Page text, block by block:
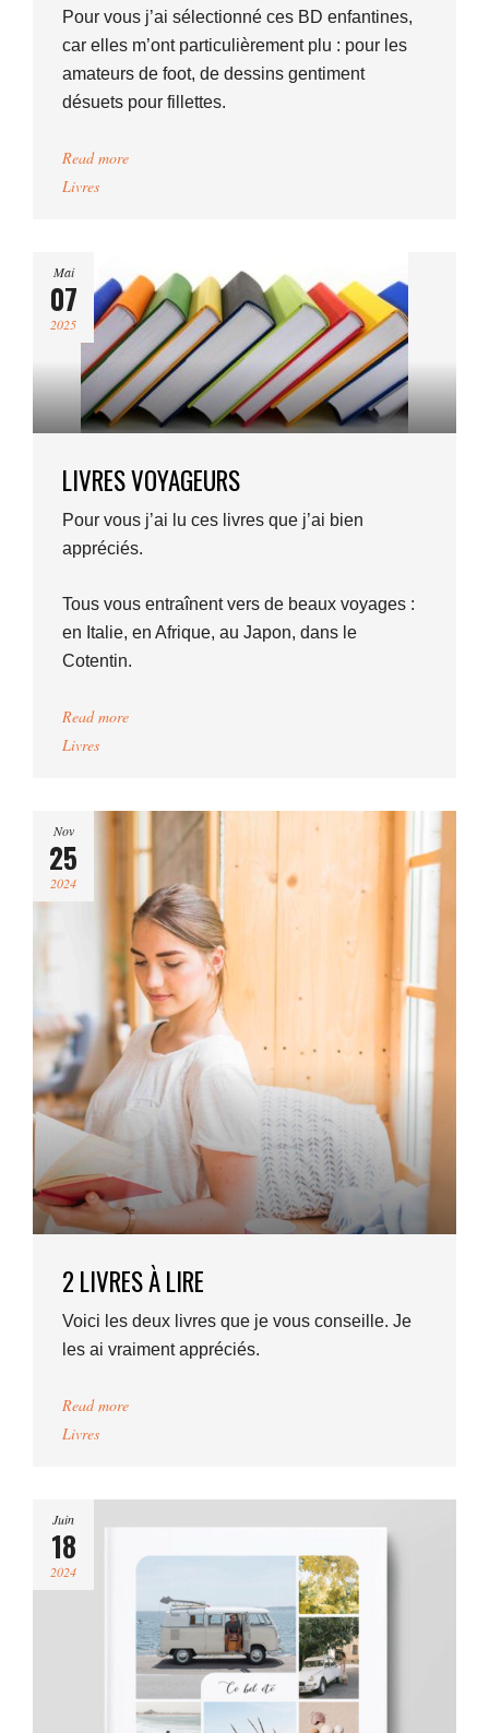
Pour vous j’ai sélectionné ces BD enfantines,
car elles m’ont particulièrement plu : pour les
amateurs de foot, de dessins gentiment
désuets pour fillettes.
Read more
Livres
Mai
07
2025
LIVRES VOYAGEURS
Pour vous j’ai lu ces livres que j’ai bien
appréciés.
Tous vous entraînent vers de beaux voyages :
en Italie, en Afrique, au Japon, dans le
Cotentin.
Read more
Livres
Nov
25
2024
2 LIVRES À LIRE
Voici les deux livres que je vous conseille. Je
les ai vraiment appréciés.
Read more
Livres
Juin
18
2024